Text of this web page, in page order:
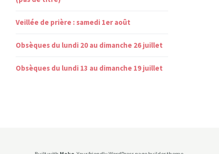
Veillée de prière : samedi 1er août
Obsèques du lundi 20 au dimanche 26 juillet
Obsèques du lundi 13 au dimanche 19 juillet